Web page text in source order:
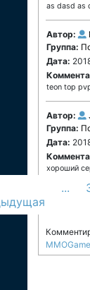
as dasd as
Автор:
Группа:
Дата:
teon top
Автор:
Группа:
Дата:
хороший
...